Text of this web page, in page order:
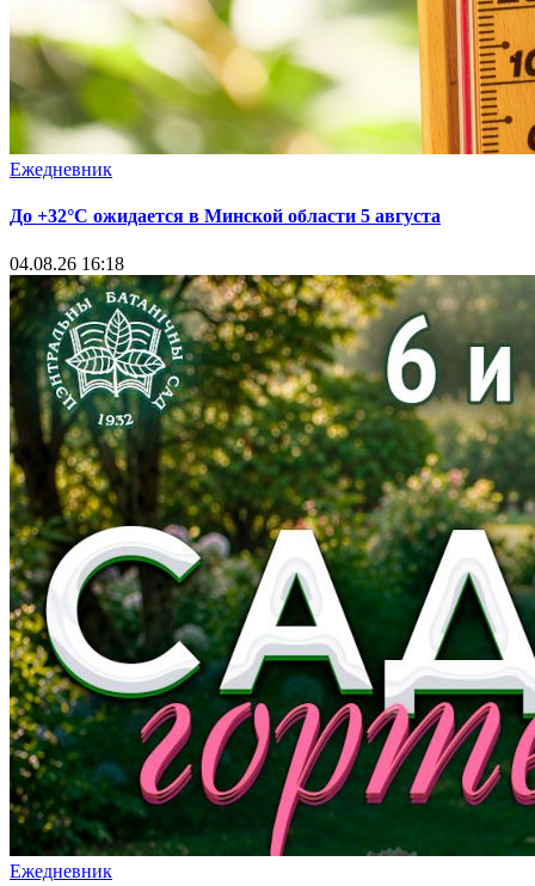
Ежедневник
До +32°С ожидается в Минской области 5 августа
04.08.26 16:18
Ежедневник